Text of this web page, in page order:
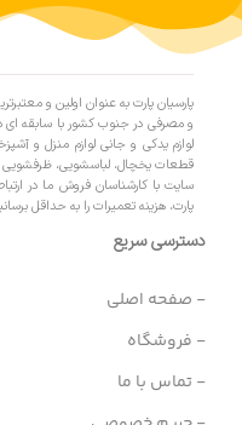
پارسیان پارت به عنوان اولین و
و مصرفی در جنوب کشور با سابقه
لوازم یدکی و جانی لوازم منزل و
قطعات یخچال، لباسشویی، ظرفشویی
سایت با کارشناسان فروش ما در
پارت، هزینه تعمیرات را به حداقل
دسترسی سریع
- صفحه اصلی
- فروشگاه
- تماس با ما